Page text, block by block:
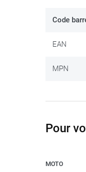
Code
EAN
MPN
Pour
MOTO